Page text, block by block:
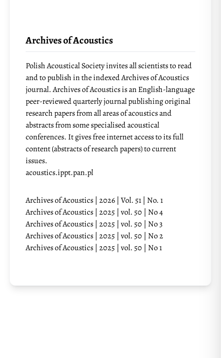
Archives of Acoustics
Polish Acoustical Society invites all scientists to read
and to publish in the indexed Archives of Acoustics
journal. Archives of Acoustics is an English-language
peer-reviewed quarterly journal publishing original
research papers from all areas of acoustics and
abstracts from some specialised acoustical
conferences. It gives free internet access to its full
content (abstracts of research papers) to current
issues.
acoustics.ippt.pan.pl
Archives of Acoustics | 2026 | Vol. 51 | No. 1
Archives of Acoustics | 2025 | vol. 50 | No 4
Archives of Acoustics | 2025 | vol. 50 | No 3
Archives of Acoustics | 2025 | vol. 50 | No 2
Archives of Acoustics | 2025 | vol. 50 | No 1